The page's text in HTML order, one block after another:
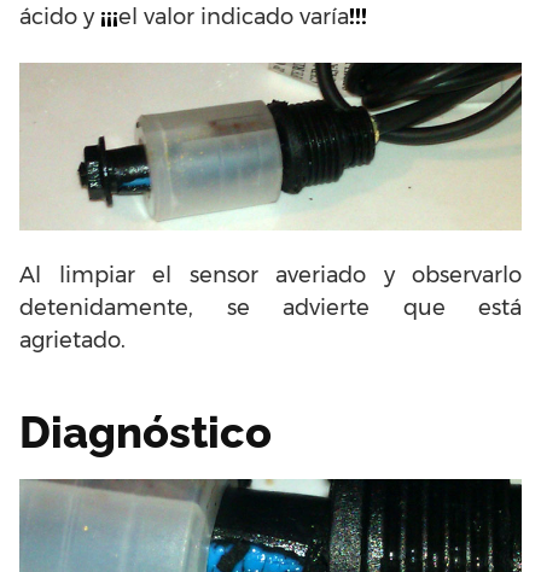
ácido y ¡¡¡el valor indicado varía!!!
Al limpiar el sensor averiado y observarlo
detenidamente, se advierte que está
agrietado.
Diagnóstico